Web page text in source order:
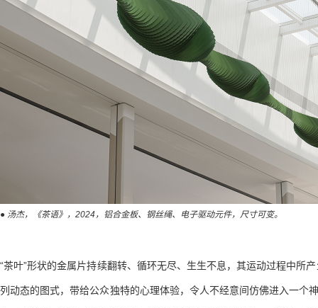
● 汤杰，《茶语》，2024，铝合金板、钢丝绳、电子驱动元件，尺寸可变。
“茶叶”形状的金属片持续翻转、循环无尽、生生不息，其运动过程中所
列动态的图式，带给公众独特的心理体验，令人不经意间仿佛进入一个